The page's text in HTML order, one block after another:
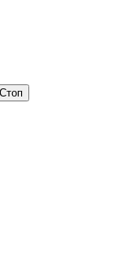
Стоп